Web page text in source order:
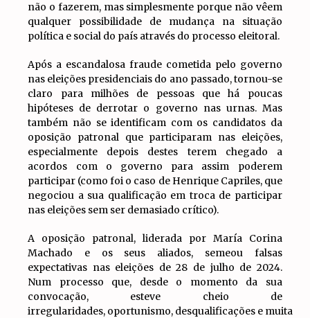
não o fazerem, mas simplesmente porque não vêem
qualquer possibilidade de mudança na situação
política e social do país através do processo eleitoral.
Após a escandalosa fraude cometida pelo governo
nas eleições presidenciais do ano passado, tornou-se
claro para milhões de pessoas que há poucas
hipóteses de derrotar o governo nas urnas. Mas
também não se identificam com os candidatos da
oposição patronal que participaram nas eleições,
especialmente depois destes terem chegado a
acordos com o governo para assim poderem
participar (como foi o caso de Henrique Capriles, que
negociou a sua qualificação em troca de participar
nas eleições sem ser demasiado crítico).
A oposição patronal, liderada por María Corina
Machado e os seus aliados, semeou falsas
expectativas nas eleições de 28 de julho de 2024.
Num processo que, desde o momento da sua
convocação, esteve cheio de
irregularidades, oportunismo, desqualificações e muita